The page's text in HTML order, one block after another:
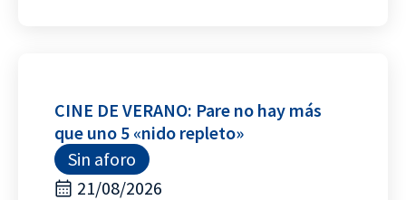
CINE DE VERANO: Pare no hay más
que uno 5 «nido repleto»
Sin aforo
21/08/2026